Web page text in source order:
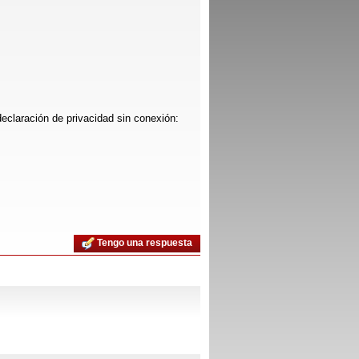
de privacidad sin conexión:
Tengo una respuesta